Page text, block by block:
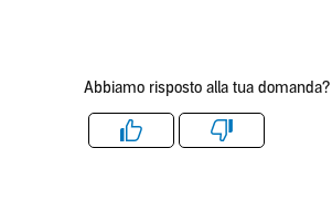
Abbiamo risposto alla tua domanda?
Like Dislike